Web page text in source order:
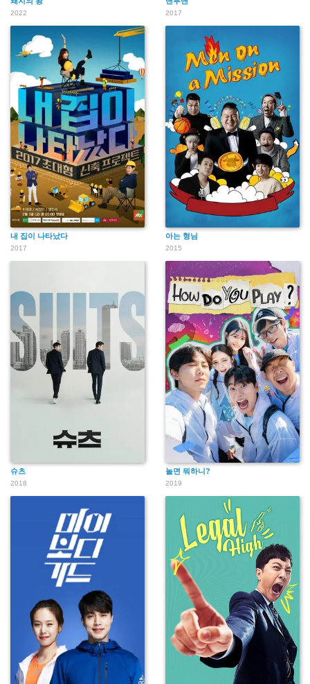
2022 2017
내 집이 나타났다
2017
아는 형님
2015
슈츠
2018
놀면 뭐하니?
2019